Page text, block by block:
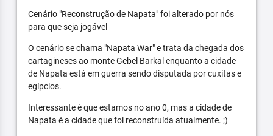
Cenário "Reconstrução de Napata" foi alterado por nós
para que seja jogável
O cenário se chama "Napata War" e trata da chegada dos
cartagineses ao monte Gebel Barkal enquanto a cidade
de Napata está em guerra sendo disputada por cuxitas e
egípcios.
Interessante é que estamos no ano 0, mas a cidade de
Napata é a cidade que foi reconstruída atualmente. ;)